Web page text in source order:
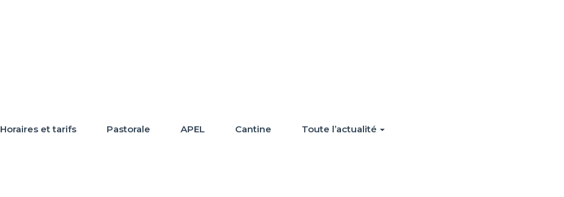
Horaires et tarifs Pastorale APEL Cantine Toute l’actualité